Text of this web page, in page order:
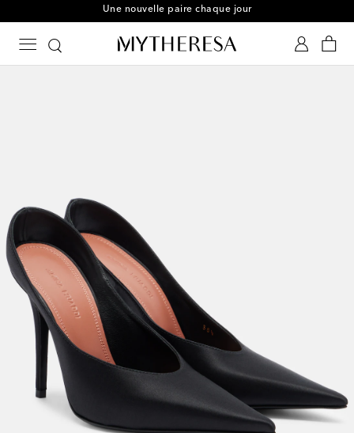
Une nouvelle paire chaque jour